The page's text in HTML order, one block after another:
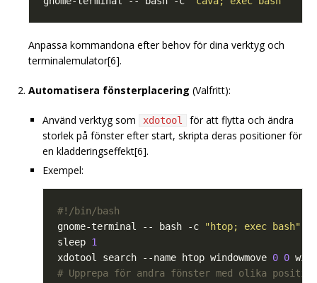
Anpassa kommandona efter behov för dina verktyg och
terminalemulator[6].
Automatisera fönsterplacering (Valfritt):
Använd verktyg som xdotool
för att flytta och ändra
storlek på fönster efter start, skripta deras positioner för
en kladderingseffekt[6].
Exempel:
gnome-terminal -- bash -c
"htop; exec bash"
sleep 1
xdotool search --name htop windowmove 0 0
# Upprepa för andra fönster med olika